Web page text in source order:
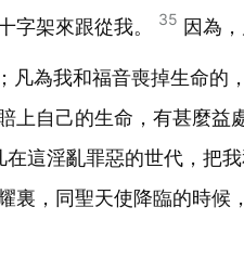
字架來跟從我。
35 因為
凡為我和福音喪掉生命的
上自己的生命，有甚麼益
在這淫亂罪惡的世代，把
裏，同聖天使降臨的時候